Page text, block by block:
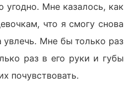
угодно. Мне казалось, как
что я смогу снова
увлечь. Мне бы только раз
раз в его руки и губы
почувствовать.